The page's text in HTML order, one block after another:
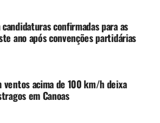
confirmadas para as
ano após convenções partidárias
ventos acima de 100 km/h deixa
em Canoas